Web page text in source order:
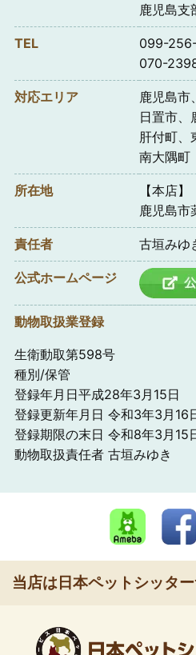
鹿児島支
TEL
099-
070-
対応エリア
鹿児島
日置市、
肝付町、
南大隅町
所在地
【本店】
鹿児島市
責任者 古垣みゆ
公式ホームページ
動物取扱業登録
生衛動取第598号
種別/保管
登録年月日平成28年3月15日
登録更新年月日 令和3年3月16
登録期限の末日 令和8年3月15
動物取扱責任者 古垣みゆき
当店は日本ペットシッタ